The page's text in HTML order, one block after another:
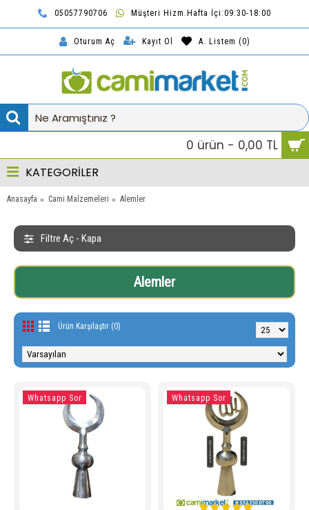
05057790706 Müşteri Hizm.Hafta İçi:09:30-18:00
Oturum Aç Kayıt Ol A. Listem (0)
0 ürün - 0,00 TL
KATEGORİLER
Anasayfa Cami Malzemeleri Alemler
Filtre Aç - Kapa
Alemler
Ürün Karşılaştır (0)
Whatsapp Sor Whatsapp Sor